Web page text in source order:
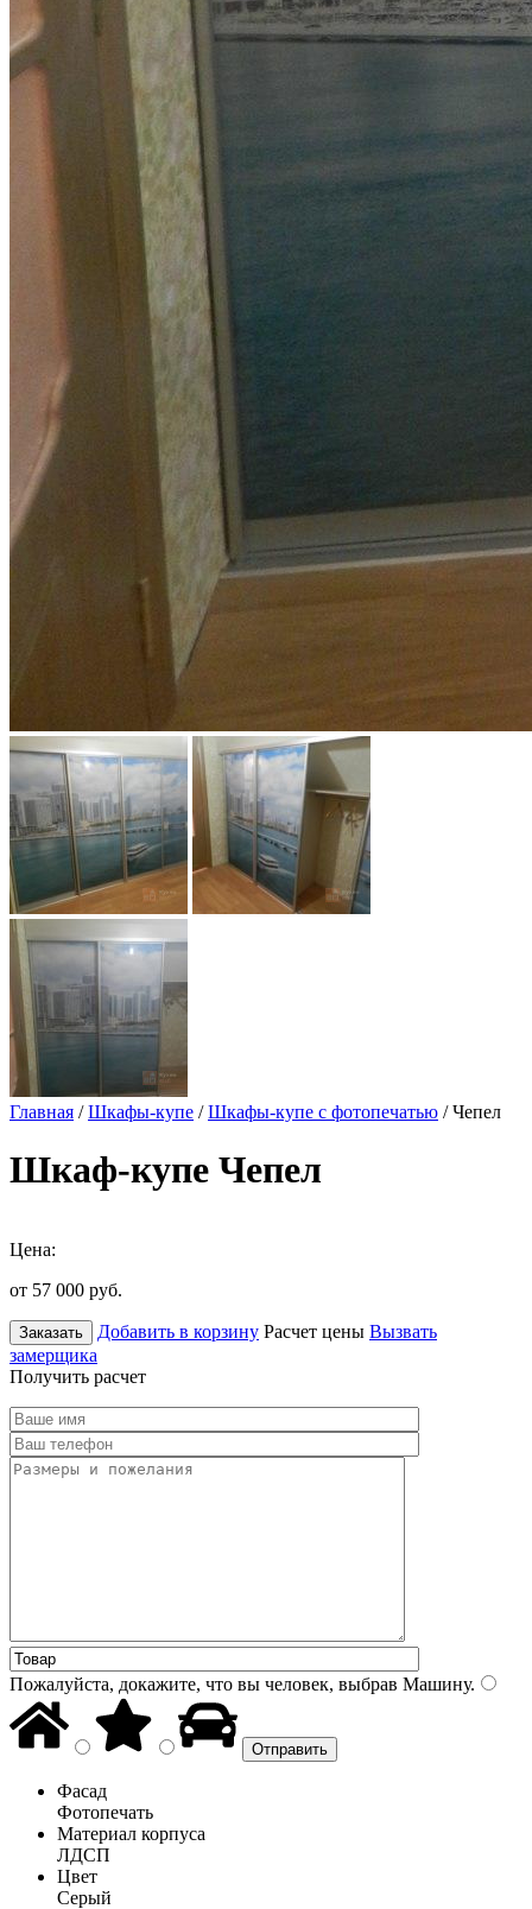
Главная /Шкафы-купе /Шкафы-купе с фотопечатью / Чепел
Шкаф-купе Чепел
Цена:
от 57 000 руб.
Заказать Добавить в корзину Расчет цены Вызвать
замерщика
Получить расчет
Пожалуйста, докажите, что вы человек, выбрав Машину.
Фасад
Фотопечать
Материал корпуса
ЛДСП
Цвет
Серый